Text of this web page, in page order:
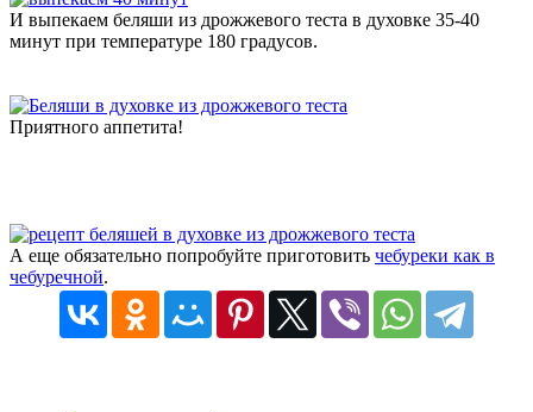
И выпекаем беляши из дрожжевого теста в духовке 35-40
минут при температуре 180 градусов.
Приятного аппетита!
А еще обязательно попробуйте приготовить чебуреки как в
чебуречной.